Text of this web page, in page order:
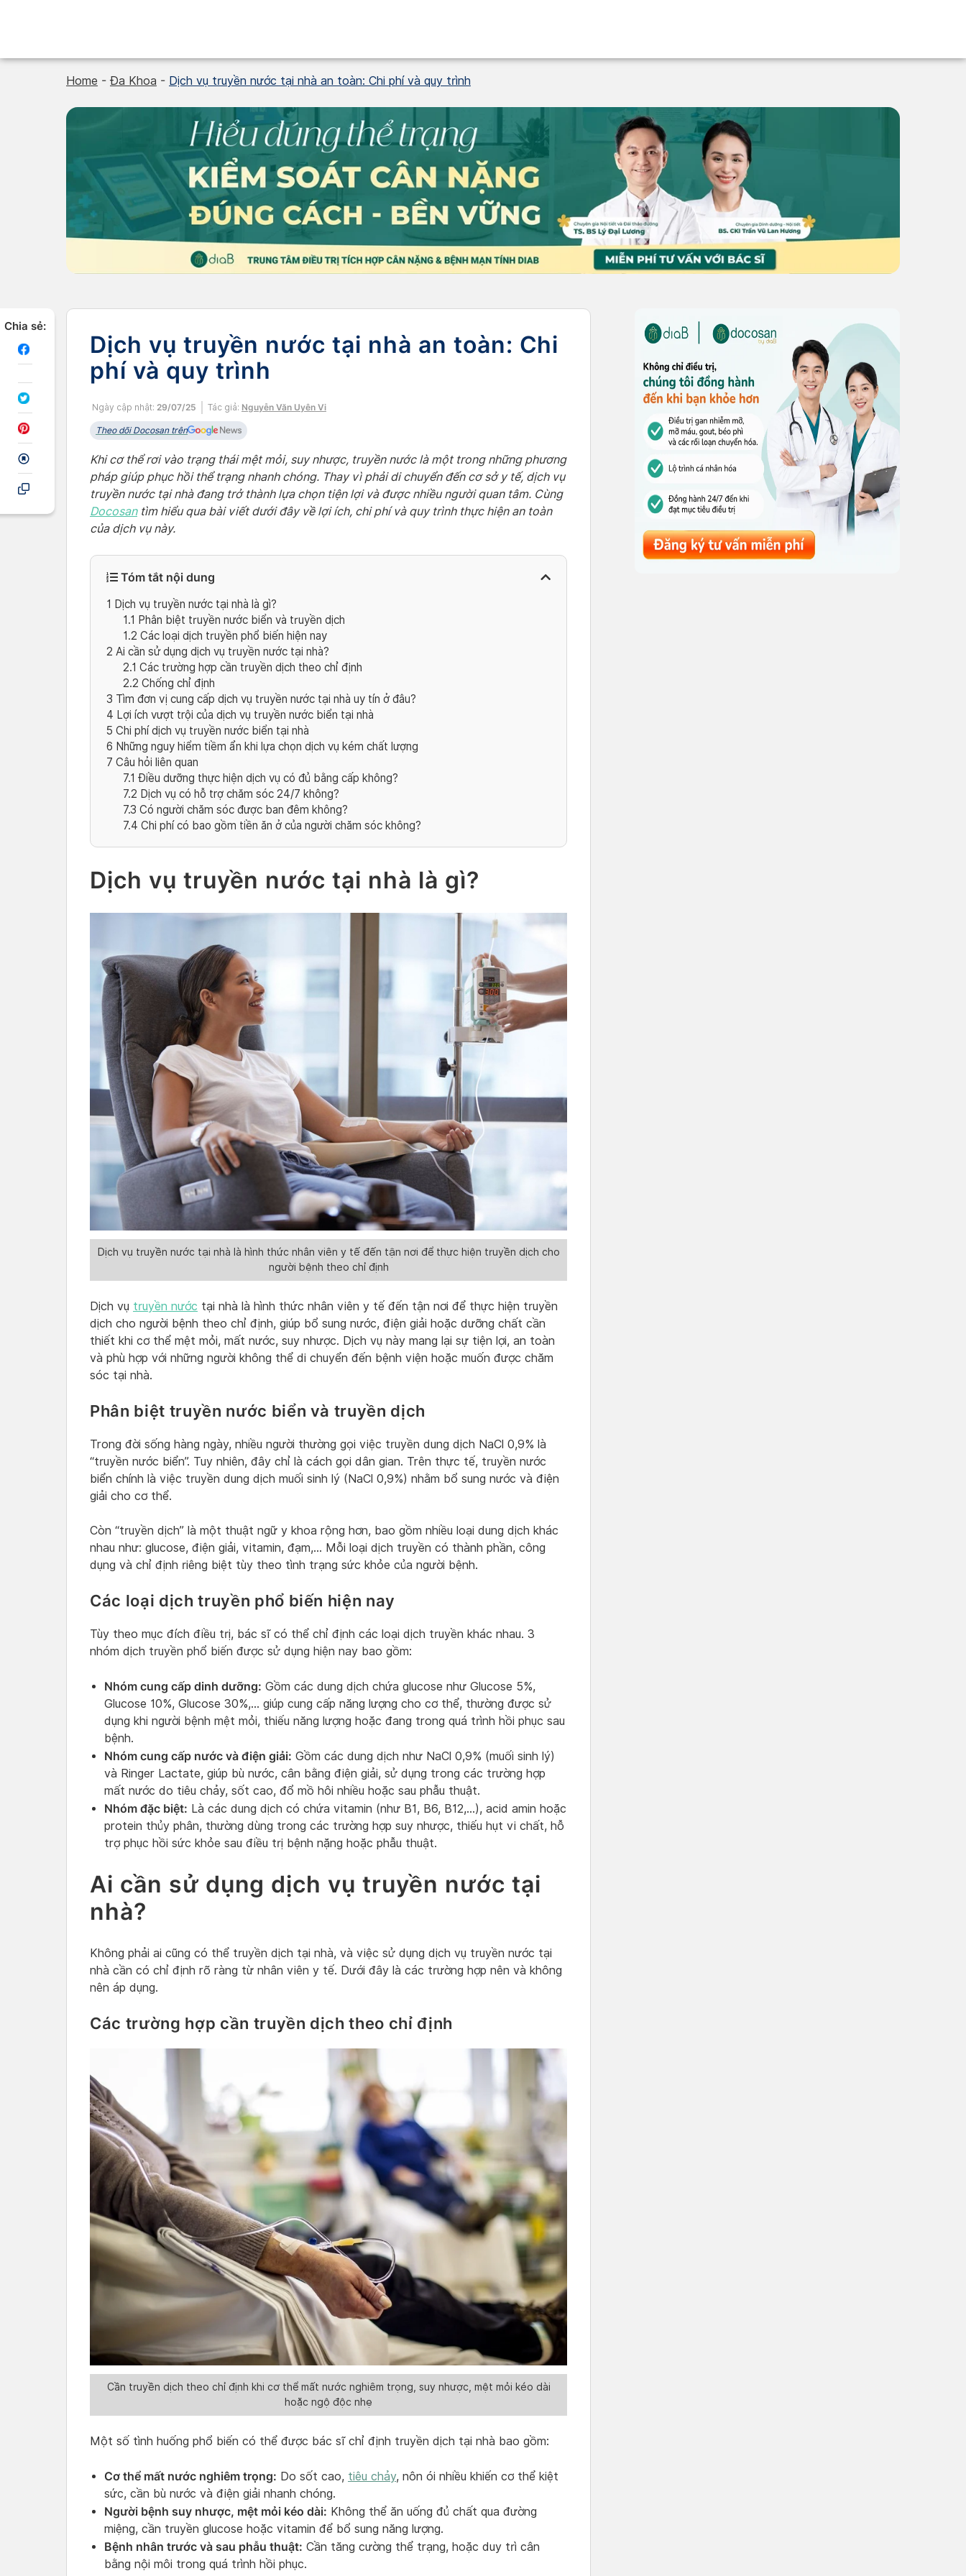
Home - Đa Khoa - Dịch vụ truyền nước tại nhà an toàn: Chi phí và quy trình
Chia sẻ:
Dịch vụ truyền nước tại nhà an toàn: Chi
phí và quy trình
Ngày cập nhật: 29/07/25 Tác giả: Nguyễn Văn Uyên Vi
Theo dõi Docosan trên
Khi cơ thể rơi vào trạng thái mệt mỏi, suy nhược, truyền nước là một trong những phương
pháp giúp phục hồi thể trạng nhanh chóng. Thay vì phải di chuyển đến cơ sở y tế, dịch vụ
truyền nước tại nhà đang trở thành lựa chọn tiện lợi và được nhiều người quan tâm. Cùng
Docosantìm hiểu qua bài viết dưới đây về lợi ích, chi phí và quy trình thực hiện an toàn
của dịch vụ này.
Tóm tắt nội dung
1 Dịch vụ truyền nước tại nhà là gì?
1.1 Phân biệt truyền nước biển và truyền dịch
1.2 Các loại dịch truyền phổ biến hiện nay
2 Ai cần sử dụng dịch vụ truyền nước tại nhà?
2.1 Các trường hợp cần truyền dịch theo chỉ định
2.2 Chống chỉ định
3 Tìm đơn vị cung cấp dịch vụ truyền nước tại nhà uy tín ở đâu?
4 Lợi ích vượt trội của dịch vụ truyền nước biển tại nhà
5 Chi phí dịch vụ truyền nước biển tại nhà
6 Những nguy hiểm tiềm ẩn khi lựa chọn dịch vụ kém chất lượng
7 Câu hỏi liên quan
7.1 Điều dưỡng thực hiện dịch vụ có đủ bằng cấp không?
7.2 Dịch vụ có hỗ trợ chăm sóc 24/7 không?
7.3 Có người chăm sóc được ban đêm không?
7.4 Chi phí có bao gồm tiền ăn ở của người chăm sóc không?
Dịch vụ truyền nước tại nhà là gì?
Dịch vụ truyền nước tại nhà là hình thức nhân viên y tế đến tận nơi để thực hiện truyền dịch cho
người bệnh theo chỉ định
Dịch vụ truyền nước tại nhà là hình thức nhân viên y tế đến tận nơi để thực hiện truyền
dịch cho người bệnh theo chỉ định, giúp bổ sung nước, điện giải hoặc dưỡng chất cần
thiết khi cơ thể mệt mỏi, mất nước, suy nhược. Dịch vụ này mang lại sự tiện lợi, an toàn
và phù hợp với những người không thể di chuyển đến bệnh viện hoặc muốn được chăm
sóc tại nhà.
Phân biệt truyền nước biển và truyền dịch
Trong đời sống hàng ngày, nhiều người thường gọi việc truyền dung dịch NaCl 0,9% là
“truyền nước biển”. Tuy nhiên, đây chỉ là cách gọi dân gian. Trên thực tế, truyền nước
biển chính là việc truyền dung dịch muối sinh lý (NaCl 0,9%) nhằm bổ sung nước và điện
giải cho cơ thể.
Còn “truyền dịch” là một thuật ngữ y khoa rộng hơn, bao gồm nhiều loại dung dịch khác
nhau như: glucose, điện giải, vitamin, đạm,… Mỗi loại dịch truyền có thành phần, công
dụng và chỉ định riêng biệt tùy theo tình trạng sức khỏe của người bệnh.
Các loại dịch truyền phổ biến hiện nay
Tùy theo mục đích điều trị, bác sĩ có thể chỉ định các loại dịch truyền khác nhau. 3
nhóm dịch truyền phổ biến được sử dụng hiện nay bao gồm:
Nhóm cung cấp dinh dưỡng: Gồm các dung dịch chứa glucose như Glucose 5%,
Glucose 10%, Glucose 30%,… giúp cung cấp năng lượng cho cơ thể, thường được sử
dụng khi người bệnh mệt mỏi, thiếu năng lượng hoặc đang trong quá trình hồi phục sau
bệnh.
Nhóm cung cấp nước và điện giải: Gồm các dung dịch như NaCl 0,9% (muối sinh lý)
và Ringer Lactate, giúp bù nước, cân bằng điện giải, sử dụng trong các trường hợp
mất nước do tiêu chảy, sốt cao, đổ mồ hôi nhiều hoặc sau phẫu thuật.
Nhóm đặc biệt: Là các dung dịch có chứa vitamin (như B1, B6, B12,…), acid amin hoặc
protein thủy phân, thường dùng trong các trường hợp suy nhược, thiếu hụt vi chất, hỗ
trợ phục hồi sức khỏe sau điều trị bệnh nặng hoặc phẫu thuật.
Ai cần sử dụng dịch vụ truyền nước tại
nhà?
Không phải ai cũng có thể truyền dịch tại nhà, và việc sử dụng dịch vụ truyền nước tại
nhà cần có chỉ định rõ ràng từ nhân viên y tế. Dưới đây là các trường hợp nên và không
nên áp dụng.
Các trường hợp cần truyền dịch theo chỉ định
Cần truyền dịch theo chỉ định khi cơ thể mất nước nghiêm trọng, suy nhược, mệt mỏi kéo dài
hoặc ngộ độc nhẹ
Một số tình huống phổ biến có thể được bác sĩ chỉ định truyền dịch tại nhà bao gồm:
Cơ thể mất nước nghiêm trọng: Do sốt cao, tiêu chảy, nôn ói nhiều khiến cơ thể kiệt
sức, cần bù nước và điện giải nhanh chóng.
Người bệnh suy nhược, mệt mỏi kéo dài: Không thể ăn uống đủ chất qua đường
miệng, cần truyền glucose hoặc vitamin để bổ sung năng lượng.
Bệnh nhân trước và sau phẫu thuật: Cần tăng cường thể trạng, hoặc duy trì cân
bằng nội môi trong quá trình hồi phục.